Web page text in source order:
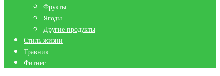
Фрукты
Ягоды
Другие продукты
Стиль жизни
Травник
Фитнес